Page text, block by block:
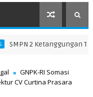
2 Ketanggungan
GNPK-RI Somasi
CV Curtina Prasara